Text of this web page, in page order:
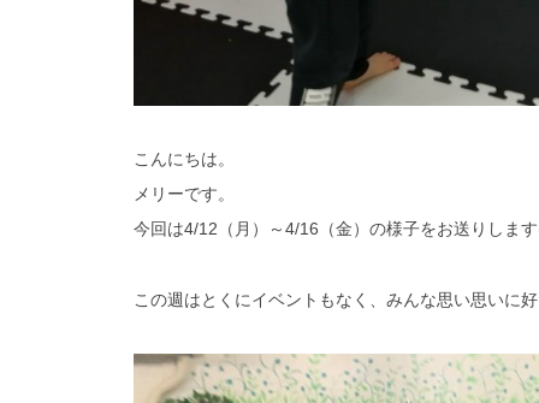
こんにちは。
メリーです。
今回は4/12（月）～4/16（金）の様子をお送りしま
この週はとくにイベントもなく、みんな思い思いに